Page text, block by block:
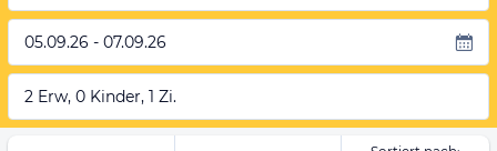
05.09.26 - 07.09.26
2 Erw, 0 Kinder, 1 Zi.